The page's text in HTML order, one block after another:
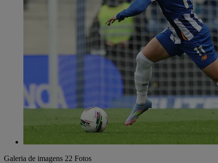
Galeria de imagens 22 Fotos